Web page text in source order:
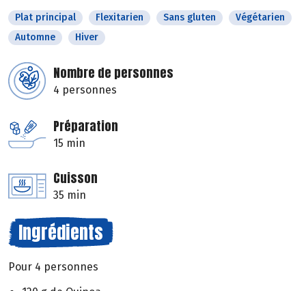
Plat principal Flexitarien Sans gluten
Végétarien
Automne
Hiver
Nombre de personnes
4 personnes
Préparation
15 min
Cuisson
35 min
Ingrédients
Pour 4 personnes